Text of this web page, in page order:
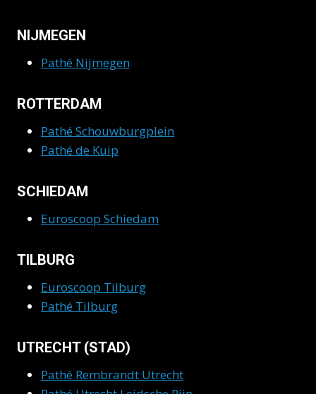
NIJMEGEN
Pathé Nijmegen
ROTTERDAM
Pathé Schouwburgplein
Pathé de Kuip
SCHIEDAM
Euroscoop Schiedam
TILBURG
Euroscoop Tilburg
Pathé Tilburg
UTRECHT (STAD)
Pathé Rembrandt Utrecht